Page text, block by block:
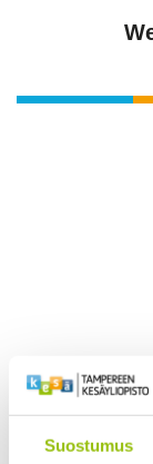
Suostumus